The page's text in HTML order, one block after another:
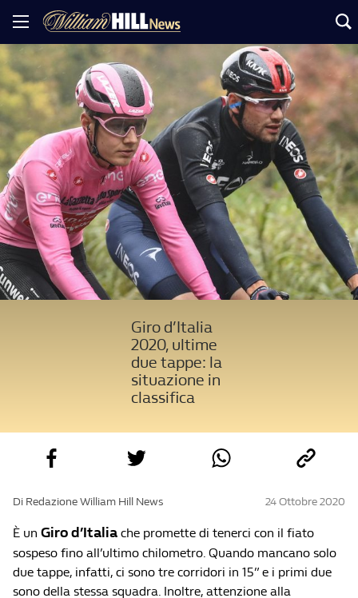
Giro d’Italia
2020, ultime
due tappe: la
situazione in
classifica
Di Redazione William Hill News 24 Ottobre 2020
È un Giro d’Italia che promette di tenerci con il fiato
sospeso fino all’ultimo chilometro. Quando mancano solo
due tappe, infatti, ci sono tre corridori in 15” e i primi due
sono della stessa squadra. Inoltre, attenzione alla